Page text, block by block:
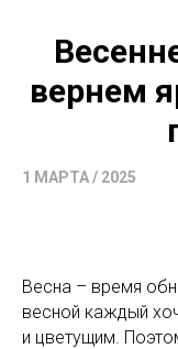
вернем
1 МАРТА / 2025
Весна – время
весной каждый
и цветущим.